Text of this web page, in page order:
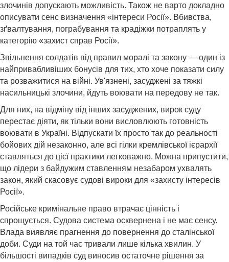
злочинів допускають можливість. Також не варто докладно
описувати сенс визначення «інтереси Росії». Вбивства,
зґвалтування, пограбування та крадіжки потраплять у
категорію «захист справ Росії».
Звільнення солдатів від правил моралі та закону — один із
найпривабливіших бонусів для тих, хто хоче показати силу
та розважитися на війні. Ув'язнені, засуджені за тяжкі
насильницькі злочини, йдуть воювати на передову не так.
Для них, на відміну від інших засуджених, вирок суду
перестає діяти, як тільки вони висловлюють готовність
воювати в Україні. Відпускати їх просто так до реальності
бойових дій незаконно, але всі гілки кремлівської ієрархії
ставляться до цієї практики легковажно. Можна припустити,
що лідери з байдужим ставленням незабаром ухвалять
закон, який скасовує судові вироки для «захисту інтересів
Росії».
Російське кримінальне право втрачає цінність і
спрощується. Судова система осквернена і не має сенсу.
Влада виявляє прагнення до повернення до сталінської
доби. Суди на той час тривали лише кілька хвилин. У
більшості випадків суд виносив остаточне рішення за